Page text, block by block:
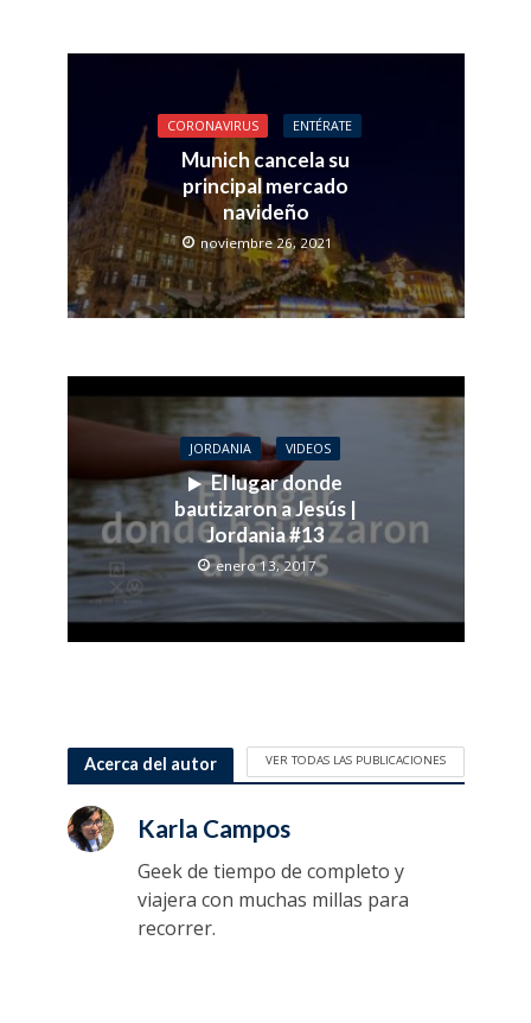
CORONAVIRUS ENTÉRATE
Munich cancela su
principal mercado
navideño
noviembre 26, 2021
JORDANIA VIDEOS
El lugar donde
bautizaron a Jesús |
Jordania #13
enero 13, 2017
Acerca del autor VER TODAS LAS PUBLICACIONES
Karla Campos
Geek de tiempo de completo y
viajera con muchas millas para
recorrer.